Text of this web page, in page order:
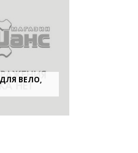
ВЕЛО,